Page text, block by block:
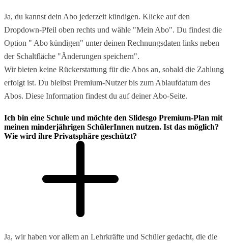
Ja, du kannst dein Abo jederzeit kündigen. Klicke auf den
Dropdown-Pfeil oben rechts und wähle "Mein Abo". Du findest die
Option " Abo kündigen" unter deinen Rechnungsdaten links neben
der Schaltfläche "Änderungen speichern".
Wir bieten keine Rückerstattung für die Abos an, sobald die Zahlung
erfolgt ist. Du bleibst Premium-Nutzer bis zum Ablaufdatum des
Abos. Diese Information findest du auf deiner Abo-Seite.
Ich bin eine Schule und möchte den Slidesgo Premium-Plan mit
meinen minderjährigen SchülerInnen nutzen. Ist das möglich?
Wie wird ihre Privatsphäre geschützt?
Ja, wir haben vor allem an Lehrkräfte und Schüler gedacht, die die